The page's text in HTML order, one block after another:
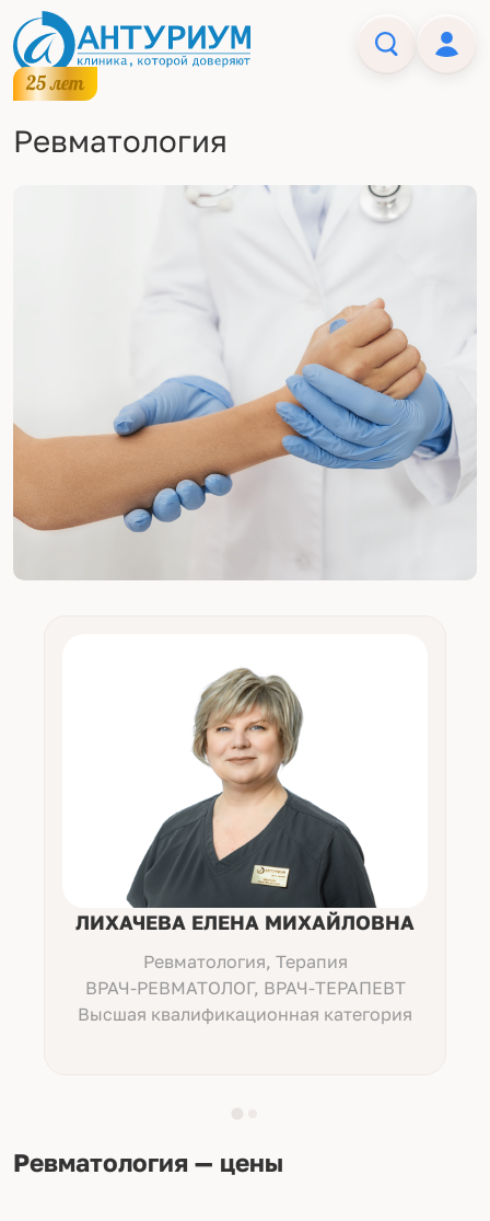
Ревматология
ЛИХАЧЕВА ЕЛЕНА МИХАЙЛОВНА
Ревматология, Терапия
ВРАЧ-РЕВМАТОЛОГ, ВРАЧ-ТЕРАПЕВТ
Высшая квалификационная категория
Ревматология — цены